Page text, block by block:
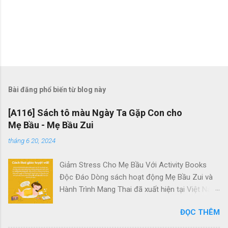
Bài đăng phổ biến từ blog này
[A116] Sách tô màu Ngày Ta Gặp Con cho
Mẹ Bầu - Mẹ Bầu Zui
tháng 6 20, 2024
Giảm Stress Cho Mẹ Bầu Với Activity Books
Độc Đáo Dòng sách hoạt động Mẹ Bầu Zui và
Hành Trình Mang Thai đã xuất hiện tại Việt Nam
hiệu quả. Chúng là những tác phẩm duy nhất
dành riêng cho các mẹ bầu tại đây. Quên đi
ĐỌC THÊM